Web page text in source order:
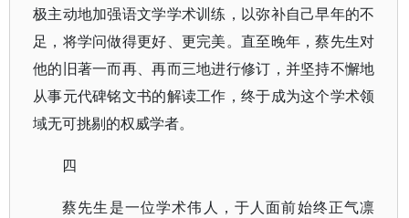
极主动地加强语文学学术训练，以弥补自己早年的不
足，将学问做得更好、更完美。直至晚年，蔡先生对
他的旧著一而再、再而三地进行修订，并坚持不懈地
从事元代碑铭文书的解读工作，终于成为这个学术领
域无可挑剔的权威学者。
四
蔡先生是一位学术伟人，于人面前始终正气凛